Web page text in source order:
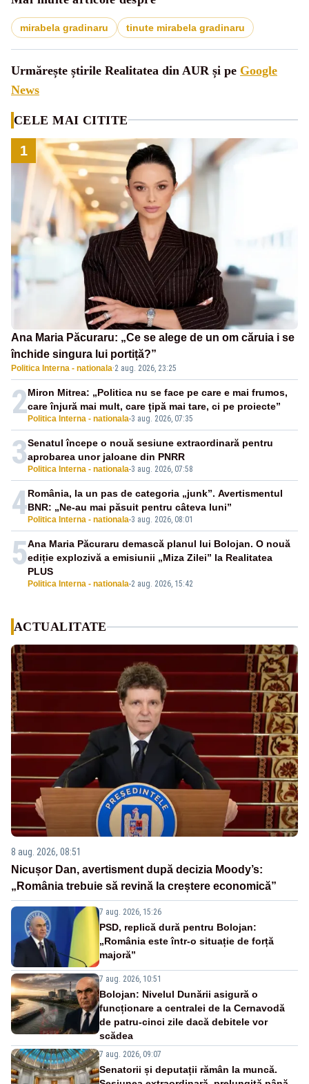
mirabela gradinaru tinute mirabela gradinaru
Urmărește știrile Realitatea din AUR și pe Google
News
CELE MAI CITITE
1
Ana Maria Păcuraru: „Ce se alege de un om căruia i se
închide singura lui portiță?”
Politica Interna - nationala·2 aug. 2026, 23:25
2 Politica Interna - nationala-3 aug. 2026, 07:35
Miron Mitrea: „Politica nu se face pe care e mai frumos,
care înjură mai mult, care țipă mai tare, ci pe proiecte”
3 Politica Interna - nationala-3 aug. 2026, 07:58
Senatul începe o nouă sesiune extraordinară pentru
aprobarea unor jaloane din PNRR
4 Politica Interna - nationala-3 aug. 2026, 08:01
România, la un pas de categoria „junk”. Avertismentul
BNR: „Ne-au mai păsuit pentru câteva luni”
5
Politica Interna - nationala-2 aug. 2026, 15:42
Ana Maria Păcuraru demască planul lui Bolojan. O nouă
ediție explozivă a emisiunii „Miza Zilei” la Realitatea
PLUS
ACTUALITATE
8 aug. 2026, 08:51
Nicușor Dan, avertisment după decizia Moody’s:
„România trebuie să revină la creștere economică”
7 aug. 2026, 15:26
PSD, replică dură pentru Bolojan:
„România este într-o situație de forță
majoră”
7 aug. 2026, 10:51
Bolojan: Nivelul Dunării asigură o
funcționare a centralei de la Cernavodă
de patru-cinci zile dacă debitele vor
scădea
7 aug. 2026, 09:07
Senatorii și deputații rămân la muncă.